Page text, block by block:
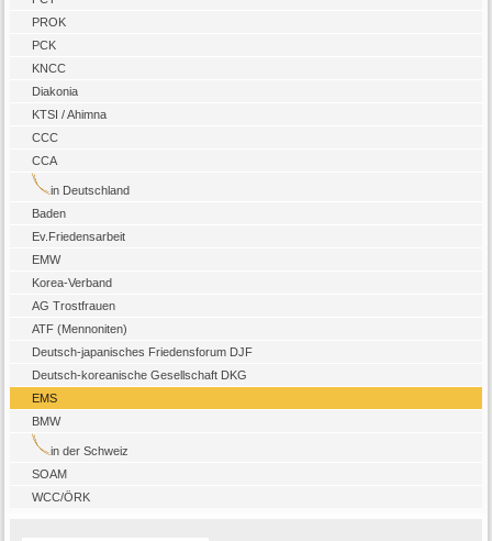
PROK
PCK
KNCC
Diakonia
KTSI / Ahimna
CCC
CCA
in Deutschland
Baden
Ev.Friedensarbeit
EMW
Korea-Verband
AG Trostfrauen
ATF (Mennoniten)
Deutsch-japanisches Friedensforum DJF
Deutsch-koreanische Gesellschaft DKG
EMS
BMW
in der Schweiz
SOAM
WCC/ÖRK